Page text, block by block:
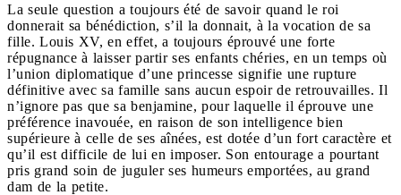
La seule question a toujours été de savoir quand le roi
donnerait sa bénédiction, s’il la donnait, à la vocation de sa
fille. Louis XV, en effet, a toujours éprouvé une forte
répugnance à laisser partir ses enfants chéries, en un temps où
l’union diplomatique d’une princesse signifie une rupture
définitive avec sa famille sans aucun espoir de retrouvailles. Il
n’ignore pas que sa benjamine, pour laquelle il éprouve une
préférence inavouée, en raison de son intelligence bien
supérieure à celle de ses aînées, est dotée d’un fort caractère et
qu’il est difficile de lui en imposer. Son entourage a pourtant
pris grand soin de juguler ses humeurs emportées, au grand
dam de la petite.